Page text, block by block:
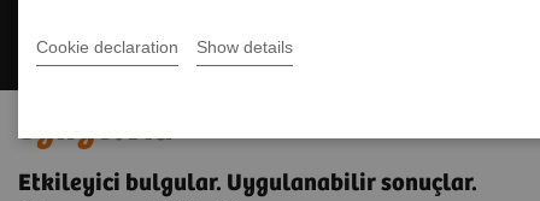
Cookie declaration Show details
syngo.via
Etkileyici bulgular. Uygulanabilir sonuçlar.